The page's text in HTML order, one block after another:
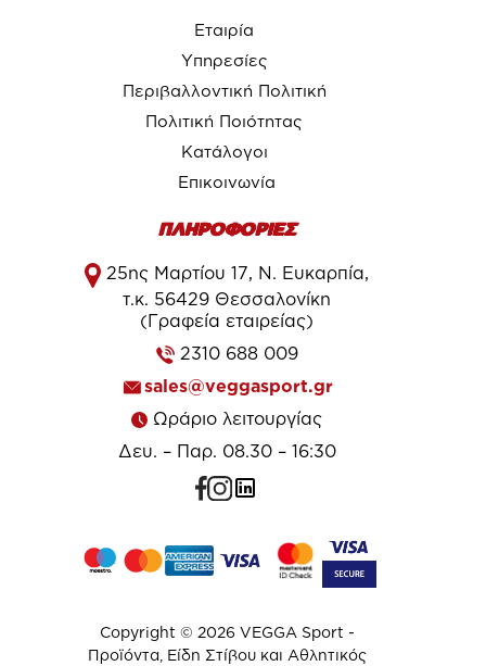
Εταιρία
Υπηρεσίες
Περιβαλλοντική Πολιτική
Πολιτική Ποιότητας
Κατάλογοι
Επικοινωνία
ΠΛΗΡΟΦΟΡΙΕΣ
25ης Μαρτίου 17, Ν. Ευκαρπία,
τ.κ. 56429 Θεσσαλονίκη
(Γραφεία εταιρείας)
2310 688 009
sales@veggasport.gr
Ωράριο λειτουργίας
Δευ. – Παρ. 08.30 – 16:30
Copyright © 2026 VEGGA Sport -
Προϊόντα, Είδη Στίβου και Αθλητικός